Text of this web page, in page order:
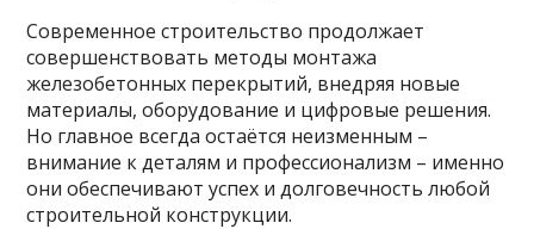
Современное строительство продолжает
совершенствовать методы монтажа
железобетонных перекрытий, внедряя новые
материалы, оборудование и цифровые решения.
Но главное всегда остаётся неизменным –
внимание к деталям и профессионализм – именно
они обеспечивают успех и долговечность любой
строительной конструкции.